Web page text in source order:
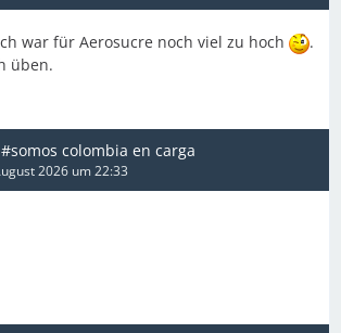
war für Aerosucre noch viel zu hoch
.
üben.
colombia en carga
2026 um 22:33